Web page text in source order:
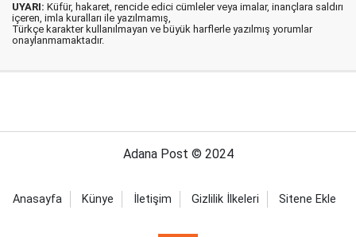
UYARI: Küfür, hakaret, rencide edici cümleler veya imalar, inançlara saldırı
içeren, imla kuralları ile yazılmamış,
Türkçe karakter kullanılmayan ve büyük harflerle yazılmış yorumlar
onaylanmamaktadır.
Adana Post © 2024
Anasayfa Künye İletişim Gizlilik İlkeleri Sitene Ekle